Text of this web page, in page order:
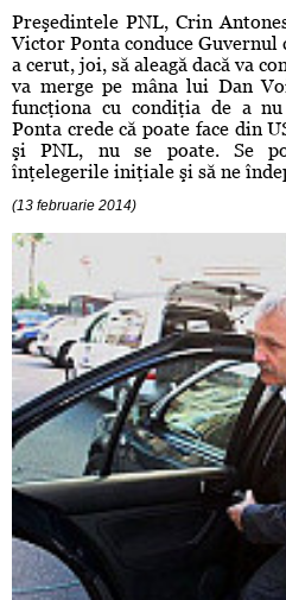
Preşedintele PNL, Crin
Victor Ponta conduce Guvernul
a cerut, joi, să aleagă dacă va
va merge pe mâna lui Dan
funcţiona cu condiţia de a
Ponta crede că poate face din
şi PNL, nu se poate. Se
înţelegerile iniţiale şi să ne
(13 februarie 2014)